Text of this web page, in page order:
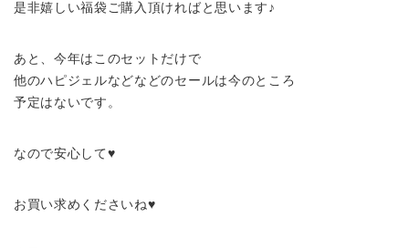
是非嬉しい福袋ご購入頂ければと思います♪
あと、今年はこのセットだけで
他のハピジェルなどなどのセールは今のところ
予定はないです。
なので安心して♥
お買い求めくださいね♥